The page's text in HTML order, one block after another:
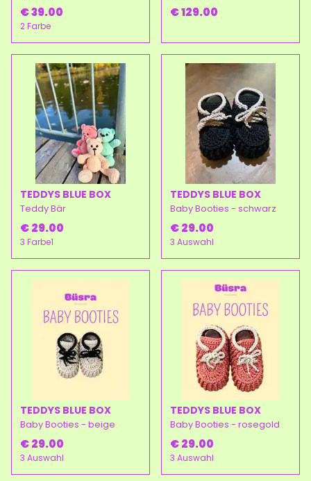
€ 39.00
2 Farbe
€ 129.00
TEDDYS BLUE BOX
Teddy Bär
€ 29.00
3 Farbe1
TEDDYS BLUE BOX
Baby Booties - schwarz
€ 29.00
3 Auswahl
TEDDYS BLUE BOX
Baby Booties - beige
€ 29.00
3 Auswahl
TEDDYS BLUE BOX
Baby Booties - rosegold
€ 29.00
3 Auswahl